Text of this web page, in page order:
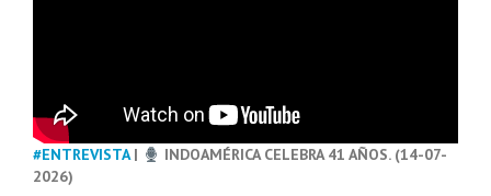
#ENTREVISTA|
INDOAMÉRICA CELEBRA 41 AÑOS. (14-07-
2026)